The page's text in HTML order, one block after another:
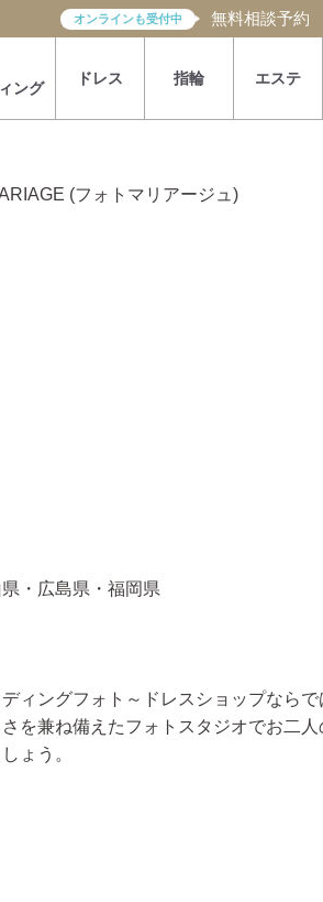
オンラインも受付中 無料相談予約
ング
ドレス 指輪 エステ
(フォトマリアージュ)
・広島県・福岡県
ィングフォト～ドレスショップなら
を兼ね備えたフォトスタジオでお二
ょう。